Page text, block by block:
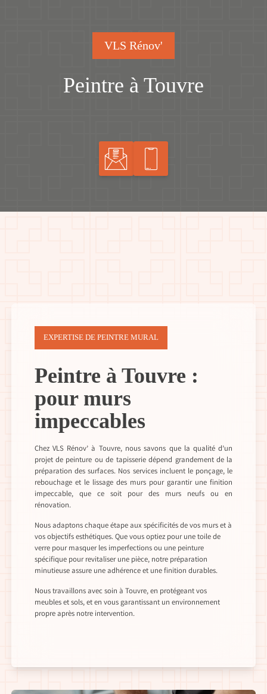
VLS Rénov'
Peintre à Touvre
EXPERTISE DE PEINTRE MURAL
Peintre à Touvre :
pour murs
impeccables
Chez VLS Rénov’ à Touvre, nous savons que la qualité d’un
projet de peinture ou de tapisserie dépend grandement de la
préparation des surfaces. Nos services incluent le ponçage, le
rebouchage et le lissage des murs pour garantir une finition
impeccable, que ce soit pour des murs neufs ou en
rénovation.
Nous adaptons chaque étape aux spécificités de vos murs et à
vos objectifs esthétiques. Que vous optiez pour une toile de
verre pour masquer les imperfections ou une peinture
spécifique pour revitaliser une pièce, notre préparation
minutieuse assure une adhérence et une finition durables.
Nous travaillons avec soin à Touvre, en protégeant vos
meubles et sols, et en vous garantissant un environnement
propre après notre intervention.